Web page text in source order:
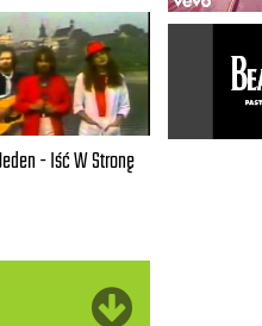
- Iść W Stronę